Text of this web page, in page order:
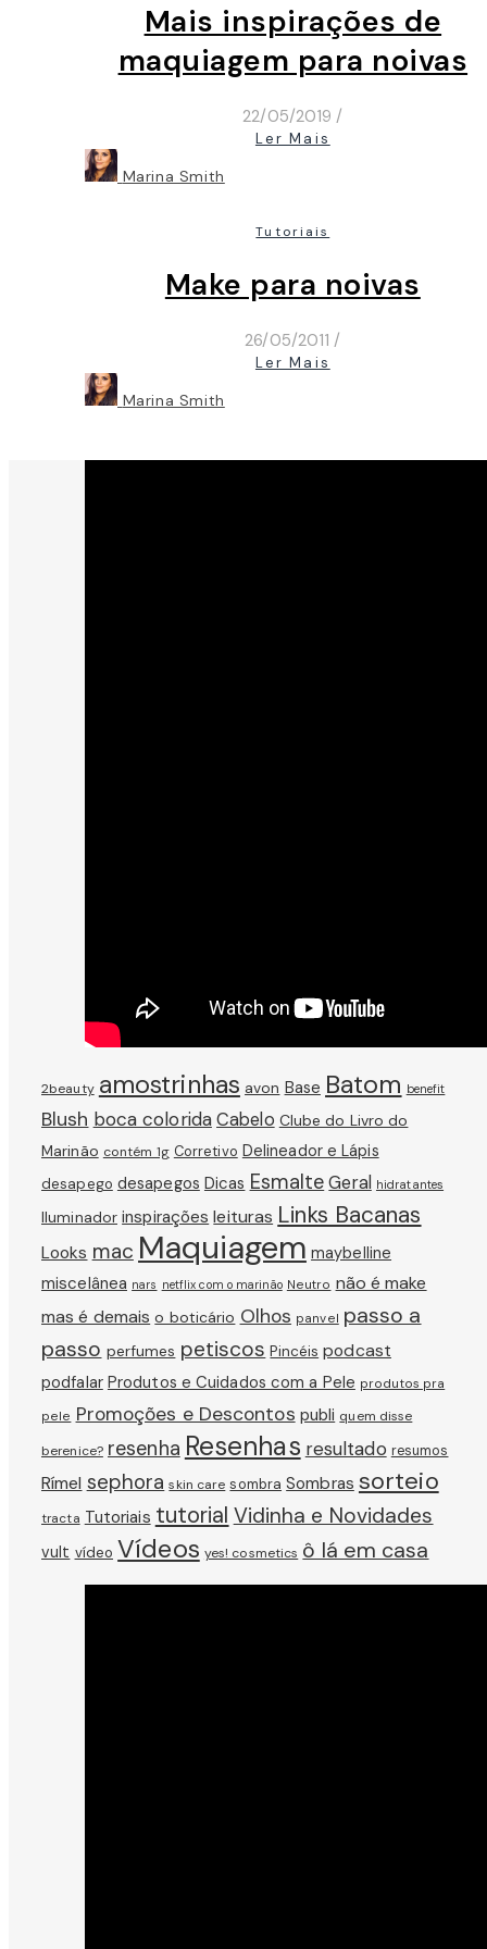
Mais inspirações de
maquiagem para noivas
22/05/2019 /
Ler Mais
Marina Smith
Tutoriais
Make para noivas
26/05/2011 /
Ler Mais
Marina Smith
2beauty amostrinhas avon Base Batom benefit
Blush boca coloridaCabelo Clube do Livro do
Marinão contém 1g Corretivo Delineador e Lápis
desapego desapegos Dicas Esmalte Geral hidratantes
Iluminador inspirações leituras Links Bacanas
Looks mac Maquiagem maybelline
miscelânea nars netflix com o marinão Neutro não é make
mas é demais o boticário Olhos panvel passo a
passo perfumes petiscos Pincéis podcast
podfalar Produtos e Cuidados com a Pele produtos pra
pele Promoções e Descontos publi quem disse
berenice? resenha Resenhas resultado resumos
Rímel sephora skin care sombra Sombras sorteio
tracta Tutoriais tutorial Vidinha e Novidades
vult vídeo Vídeos yes! cosmetics ô lá em casa